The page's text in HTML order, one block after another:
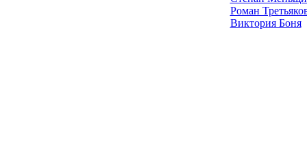
Роман
Виктория Боня